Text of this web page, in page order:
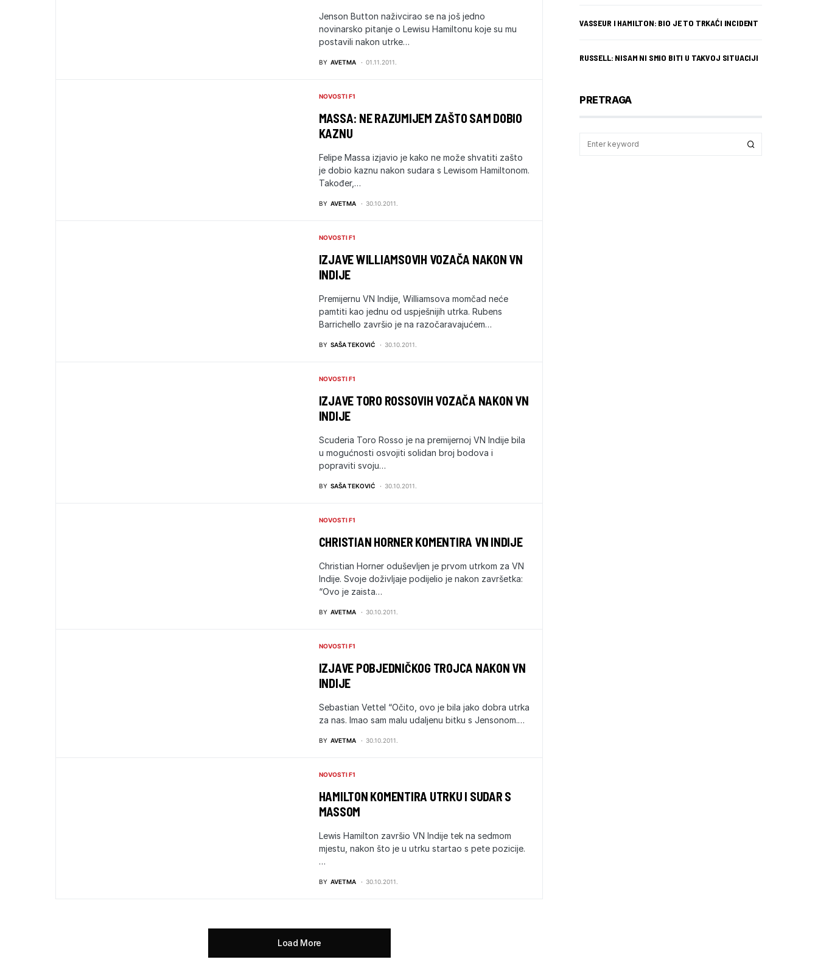
Jenson Button naživcirao se na još jedno
novinarsko pitanje o Lewisu Hamiltonu koje su mu
postavili nakon utrke…
BY AVETMA 01.11.2011.
NOVOSTI F1
MASSA: NE RAZUMIJEM ZAŠTO SAM DOBIO
KAZNU
Felipe Massa izjavio je kako ne može shvatiti zašto
je dobio kaznu nakon sudara s Lewisom Hamiltonom.
Također,…
BY AVETMA 30.10.2011.
NOVOSTI F1
IZJAVE WILLIAMSOVIH VOZAČA NAKON VN
INDIJE
Premijernu VN Indije, Williamsova momčad neće
pamtiti kao jednu od uspješnijih utrka. Rubens
Barrichello završio je na razočaravajućem…
BY SAŠA TEKOVIĆ 30.10.2011.
NOVOSTI F1
IZJAVE TORO ROSSOVIH VOZAČA NAKON VN
INDIJE
Scuderia Toro Rosso je na premijernoj VN Indije bila
u mogućnosti osvojiti solidan broj bodova i
popraviti svoju…
BY SAŠA TEKOVIĆ 30.10.2011.
NOVOSTI F1
CHRISTIAN HORNER KOMENTIRA VN INDIJE
Christian Horner oduševljen je prvom utrkom za VN
Indije. Svoje doživljaje podijelio je nakon završetka:
“Ovo je zaista…
BY AVETMA 30.10.2011.
NOVOSTI F1
IZJAVE POBJEDNIČKOG TROJCA NAKON VN
INDIJE
Sebastian Vettel “Očito, ovo je bila jako dobra utrka
za nas. Imao sam malu udaljenu bitku s Jensonom.…
BY AVETMA 30.10.2011.
NOVOSTI F1
HAMILTON KOMENTIRA UTRKU I SUDAR S
MASSOM
Lewis Hamilton završio VN Indije tek na sedmom
mjestu, nakon što je u utrku startao s pete pozicije.
…
BY AVETMA 30.10.2011.
Load More
VASSEUR I HAMILTON: BIO JE TO TRKAĆI INCIDENT
RUSSELL: NISAM NI SMIO BITI U TAKVOJ SITUACIJI
PRETRAGA